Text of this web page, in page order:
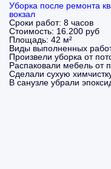
Уборка после ремонта
вокзал
Сроки работ: 8 часов
Стоимость: 16.200 руб
Площадь: 42 м²
Виды выполненных
Произвели уборка от
Распаковали мебель от
Сделали сухую
В санузле убрали